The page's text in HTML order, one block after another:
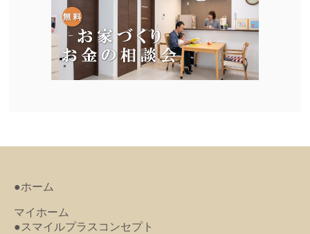
●ホーム
マイホーム
●スマイルプラスコンセプト